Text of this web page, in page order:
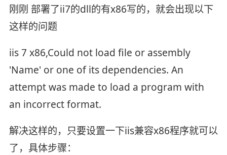
刚刚 部署了ii7的dll的有x86写的，就会出现以下
这样的问题
iis 7 x86,Could not load file or assembly
'Name' or one of its dependencies. An
attempt was made to load a program with
an incorrect format.
解决这样的，只要设置一下iis兼容x86程序就可以
了，具体步骤：